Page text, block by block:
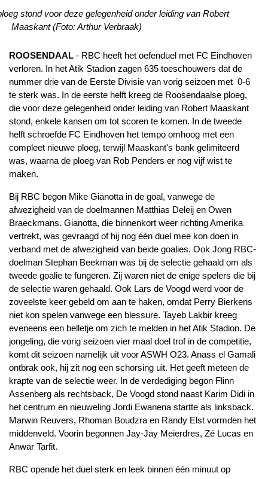
stond voor deze gelegenheid onder leiding van Robert
Maaskant(Foto: Arthur Verbraak)
ROOSENDAAL - RBC heeft het oefenduel met FC Eindhoven
verloren. In het Atik Stadion zagen 635 toeschouwers dat de
nummer drie van de Eerste Divisie van vorig seizoen met 0-6
te sterk was. In de eerste helft kreeg de Roosendaalse ploeg,
die voor deze gelegenheid onder leiding van Robert Maaskant
stond, enkele kansen om tot scoren te komen. In de tweede
helft schroefde FC Eindhoven het tempo omhoog met een
compleet nieuwe ploeg, terwijl Maaskant's bank gelimiteerd
was, waarna de ploeg van Rob Penders er nog vijf wist te
maken.
Bij RBC begon Mike Gianotta in de goal, vanwege de
afwezigheid van de doelmannen Matthias Deleij en Owen
Braeckmans. Gianotta, die binnenkort weer richting Amerika
vertrekt, was gevraagd of hij nog één duel mee kon doen in
verband met de afwezigheid van beide goalies. Ook Jong RBC-
doelman Stephan Beekman was bij de selectie gehaald om als
tweede goalie te fungeren. Zij waren niet de enige spelers die bij
de selectie waren gehaald. Ook Lars de Voogd werd voor de
zoveelste keer gebeld om aan te haken, omdat Perry Bierkens
niet kon spelen vanwege een blessure. Tayeb Lakbir kreeg
eveneens een belletje om zich te melden in het Atik Stadion. De
jongeling, die vorig seizoen vier maal doel trof in de competitie,
komt dit seizoen namelijk uit voor ASWH O23. Anass el Gamali
ontbrak ook, hij zit nog een schorsing uit. Het geeft meteen de
krapte van de selectie weer. In de verdediging begon Flinn
Assenberg als rechtsback, De Voogd stond naast Karim Didi in
het centrum en nieuweling Jordi Ewanena startte als linksback.
Marwin Reuvers, Rhoman Boudzra en Randy Elst vormden het
middenveld. Voorin begonnen Jay-Jay Meierdres, Zé Lucas en
Anwar Tarfit.
RBC opende het duel sterk en leek binnen één minuut op